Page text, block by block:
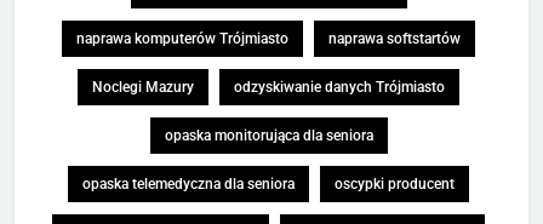
naprawa komputerów Trójmiasto naprawa softstartów
Noclegi Mazury odzyskiwanie danych Trójmiasto
opaska monitorująca dla seniora
opaska telemedyczna dla seniora oscypki producent